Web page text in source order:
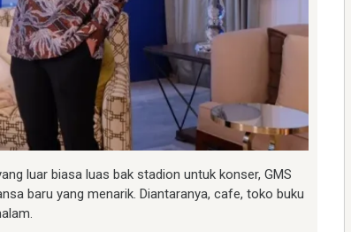
luar biasa luas bak stadion untuk konser, GMS
baru yang menarik. Diantaranya, cafe, toko buku